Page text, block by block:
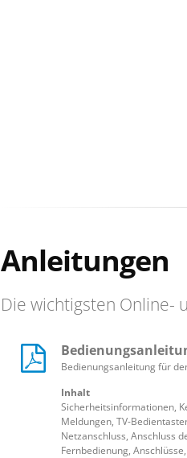
Anleitungen
Die wichtigsten Online-
Bedienungsanleitung für
Inhalt
Sicherheitsinformationen,
Meldungen, TV-
Netzanschluss, Anschluss
Fernbedienung,